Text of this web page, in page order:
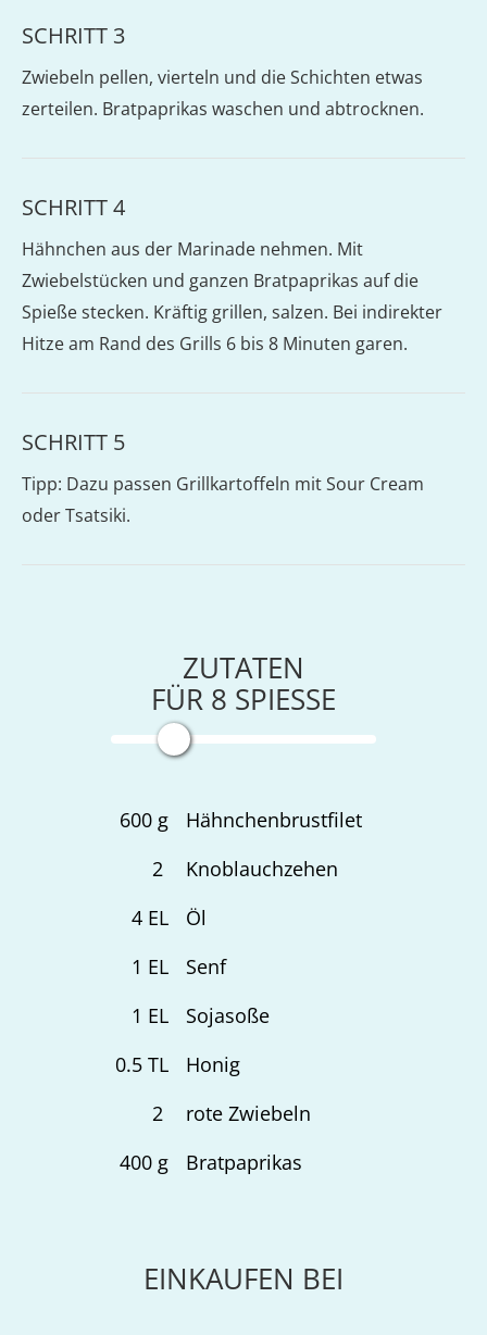
SCHRITT 3
Zwiebeln pellen, vierteln und die Schichten etwas
zerteilen. Bratpaprikas waschen und abtrocknen.
SCHRITT 4
Hähnchen aus der Marinade nehmen. Mit
Zwiebelstücken und ganzen Bratpaprikas auf die
Spieße stecken. Kräftig grillen, salzen. Bei indirekter
Hitze am Rand des Grills 6 bis 8 Minuten garen.
SCHRITT 5
Tipp: Dazu passen Grillkartoffeln mit Sour Cream
oder Tsatsiki.
ZUTATEN
FÜR 8 SPIESSE
600g
Hähnchenbrustfilet
2
Knoblauchzehen
4EL
Öl
1 EL
Senf
1 EL
Sojasoße
0.5TL
Honig
2
rote Zwiebeln
400g Bratpaprikas
EINKAUFEN BEI